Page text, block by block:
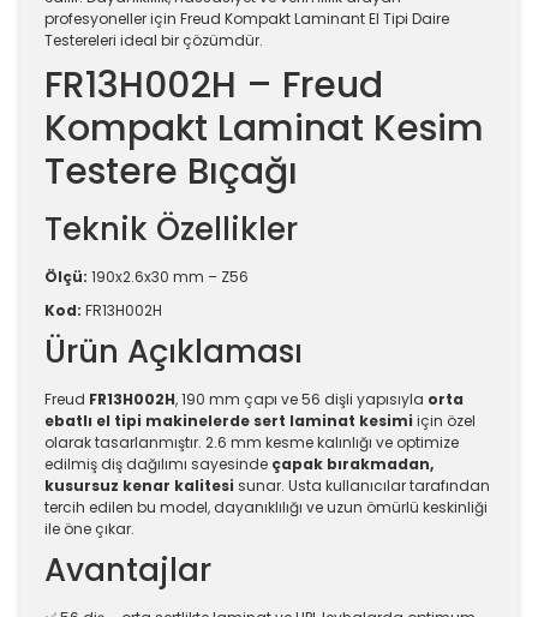
profesyoneller için Freud Kompakt Laminant El Tipi Daire
Testereleri ideal bir çözümdür.
FR13H002H – Freud
Kompakt Laminat Kesim
Testere Bıçağı
Teknik Özellikler
Ölçü: 190x2.6x30 mm – Z56
Kod: FR13H002H
Ürün Açıklaması
Freud FR13H002H, 190 mm çapı ve 56 dişli yapısıyla orta
ebatlı el tipi makinelerde sert laminat kesimi için özel
olarak tasarlanmıştır. 2.6 mm kesme kalınlığı ve optimize
edilmiş diş dağılımı sayesinde çapak bırakmadan,
kusursuz kenar kalitesi sunar. Usta kullanıcılar tarafından
tercih edilen bu model, dayanıklılığı ve uzun ömürlü keskinliği
ile öne çıkar.
Avantajlar